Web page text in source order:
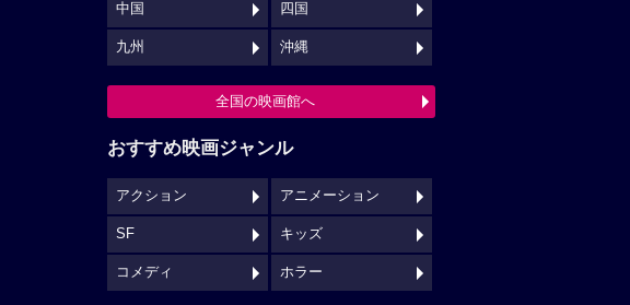
中国 四国
九州 沖縄
全国の映画館へ
おすすめ映画ジャンル
アクション アニメーション
SF キッズ
コメディ ホラー